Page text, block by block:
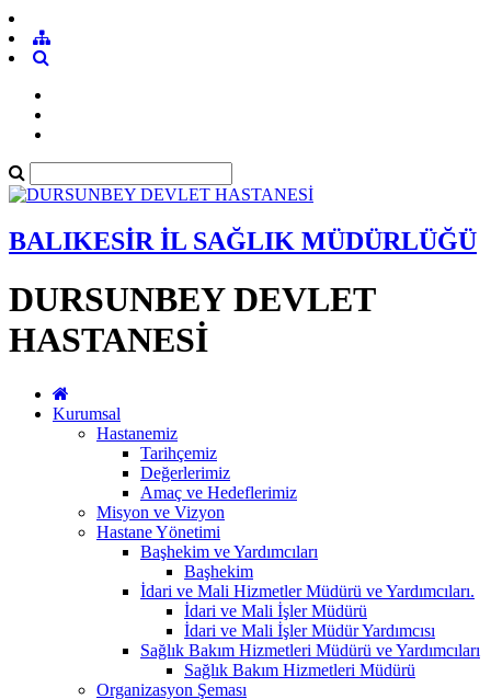
BALIKESİR İL SAĞLIK MÜDÜRLÜĞÜ
DURSUNBEY DEVLET
HASTANESİ
Kurumsal
Hastanemiz
Tarihçemiz
Değerlerimiz
Amaç ve Hedeflerimiz
Misyon ve Vizyon
Hastane Yönetimi
Başhekim ve Yardımcıları
Başhekim
İdari ve Mali Hizmetler Müdürü ve Yardımcıları.
İdari ve Mali İşler Müdürü
İdari ve Mali İşler Müdür Yardımcısı
Sağlık Bakım Hizmetleri Müdürü ve Yardımcıları
Sağlık Bakım Hizmetleri Müdürü
Organizasyon Şeması